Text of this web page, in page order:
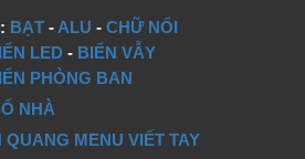
BẠT - ALU - CHỮ NỔI
LED - BIỂN VẪY
PHÒNG BAN
NHÀ
MENU VIẾT TAY